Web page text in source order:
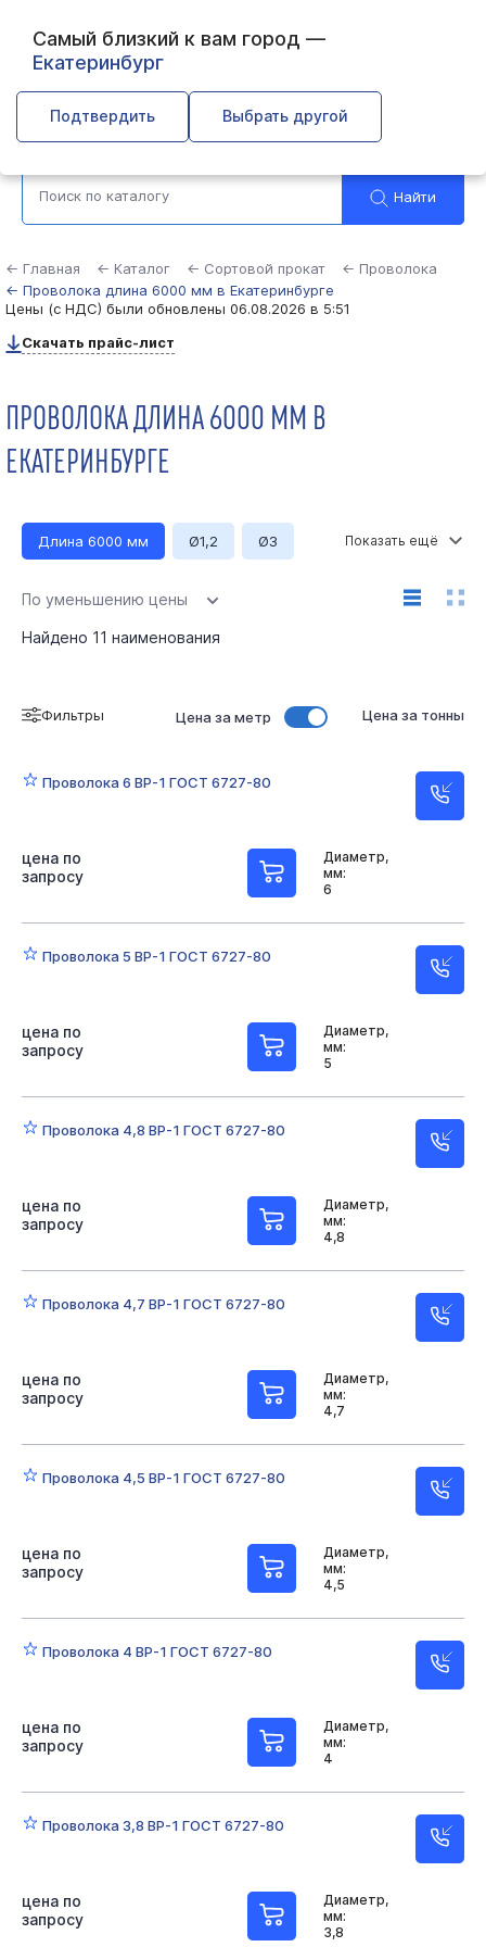
Самый близкий к вам город —
Екатеринбург
Подтвердить Выбрать другой
Выберите город
Найти
← Главная ← Каталог ← Сортовой прокат
← Проволока
← Проволока длина 6000 мм в Екатеринбурге
Цены (с НДС) были обновлены 06.08.2026 в 5:51
Скачать прайс-лист
ПРОВОЛОКА ДЛИНА 6000 ММ В
ЕКАТЕРИНБУРГЕ
Длина 6000 мм Ø1,2 Ø3
Ø4,7
Ø4,8
По уменьшению цены
Найдено 11 наименования
Фильтры Цена за метр Цена за тонны
Проволока 6 ВР-1 ГОСТ 6727-80
Диаметр,
мм:
6
цена по
запросу
Проволока 5 ВР-1 ГОСТ 6727-80
Диаметр,
мм:
5
цена по
запросу
Проволока 4,8 ВР-1 ГОСТ 6727-80
Диаметр,
мм:
4,8
цена по
запросу
Проволока 4,7 ВР-1 ГОСТ 6727-80
Диаметр,
мм:
4,7
цена по
запросу
Проволока 4,5 ВР-1 ГОСТ 6727-80
Диаметр,
мм:
4,5
цена по
запросу
Проволока 4 ВР-1 ГОСТ 6727-80
Диаметр,
мм:
4
цена по
запросу
Проволока 3,8 ВР-1 ГОСТ 6727-80
Диаметр,
мм:
3,8
цена по
запросу